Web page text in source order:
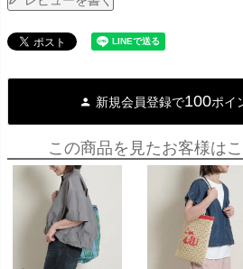
新規会員登録で100ポイ
この商品を見たお客様は